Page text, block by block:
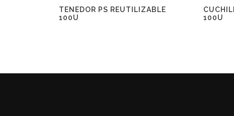
TENEDOR PS REUTILIZABLE
100U
100U